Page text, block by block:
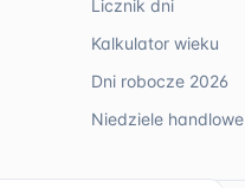
Licznik dni
Kalkulator wieku
Dni robocze 2026
Niedziele handlowe